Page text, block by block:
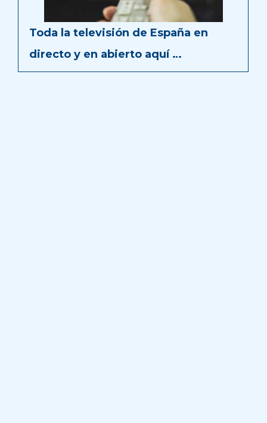
Toda la televisión de España en
directo y en abierto aquí …